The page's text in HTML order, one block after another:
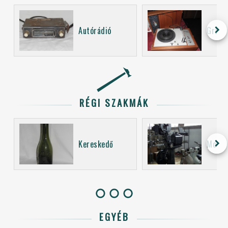
Autórádió keyboard_arrow_right
RÉGI SZAKMÁK
Kereskedő Mozi
keyboard_arrow_right
EGYÉB